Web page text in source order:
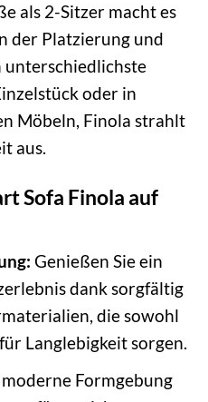
als 2-Sitzer macht es
der Platzierung und
oder in
Möbeln, Finola strahlt
aus.
Sofa Finola auf
Genießen Sie ein
dank sorgfältig
die sowohl
Langlebigkeit sorgen.
Formgebung